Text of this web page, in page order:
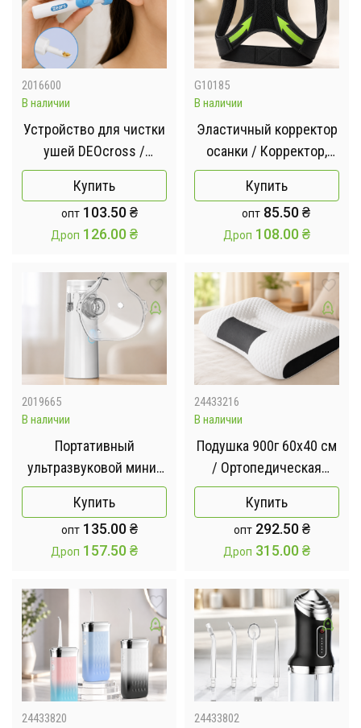
2016600
В наличии
Устройство для чистки
ушей DEOcross /
Ухочистка C-ears TV
One
Купить
опт 103.50₴
Дроп 126.00₴
G10185
В наличии
Эластичный корректор
осанки / Корректор,
регулируемый
Купить
опт 85.50₴
Дроп 108.00₴
2019665
В наличии
Портативный
ультразвуковой мини-
небулайзер SY 308 /
Ингалятор ручной /
Небулайзер для
ингаляционной терапии
Купить
опт 135.00₴
Дроп 157.50₴
24433216
В наличии
Подушка 900г 60х40 см
/ Ортопедическая
подушка /
Анатомическая
подушка
Купить
опт 292.50₴
Дроп 315.00₴
24433820
24433802